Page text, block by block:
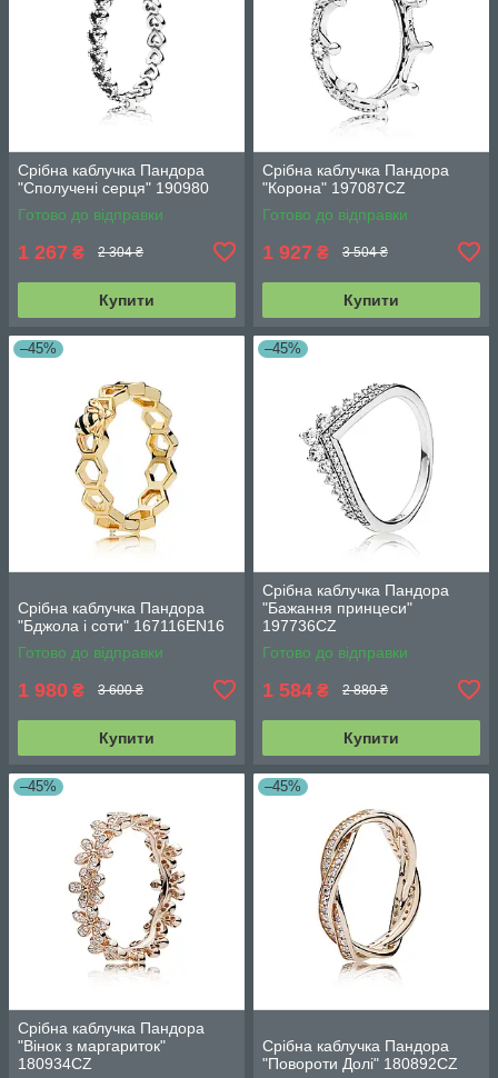
Срібна каблучка Пандора
"Сполучені серця" 190980
Готово до відправки
1 267 ₴ 2 304 ₴
Купити
Срібна каблучка Пандора
"Корона" 197087CZ
Готово до відправки
1 927 ₴ 3 504 ₴
Купити
–45%
Срібна каблучка Пандора
"Бджола і соти" 167116EN16
Готово до відправки
1 980 ₴ 3 600 ₴
Купити
–45%
Срібна каблучка Пандора
"Бажання принцеси"
197736CZ
Готово до відправки
1 584 ₴ 2 880 ₴
Купити
–45%
Срібна каблучка Пандора
"Вінок з маргариток"
180934CZ
–45%
Срібна каблучка Пандора
"Повороти Долі" 180892CZ